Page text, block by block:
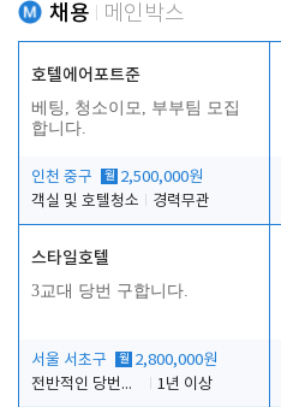
채용 메인박스
호텔에어포트준
베팅, 청소이모, 부부팀 모집
합니다.
인천 중구 월 2,500,000원
객실 및 호텔청소
경력무관
스타일호텔
3교대 당번 구합니다.
서울 서초구 월 2,800,000원
전반적인 당번업무
1년 이상